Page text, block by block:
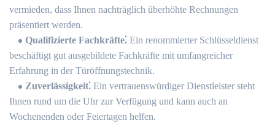
vermieden, dass Ihnen nachträglich überhöhte Rechnungen
präsentiert werden.
Qualifizierte Fachkräfte⁚ Ein renommierter Schlüsseldienst
beschäftigt gut ausgebildete Fachkräfte mit umfangreicher
Erfahrung in der Türöffnungstechnik.​
Zuverlässigkeit⁚ Ein vertrauenswürdiger Dienstleister steht
Ihnen rund um die Uhr zur Verfügung und kann auch an
Wochenenden oder Feiertagen helfen.